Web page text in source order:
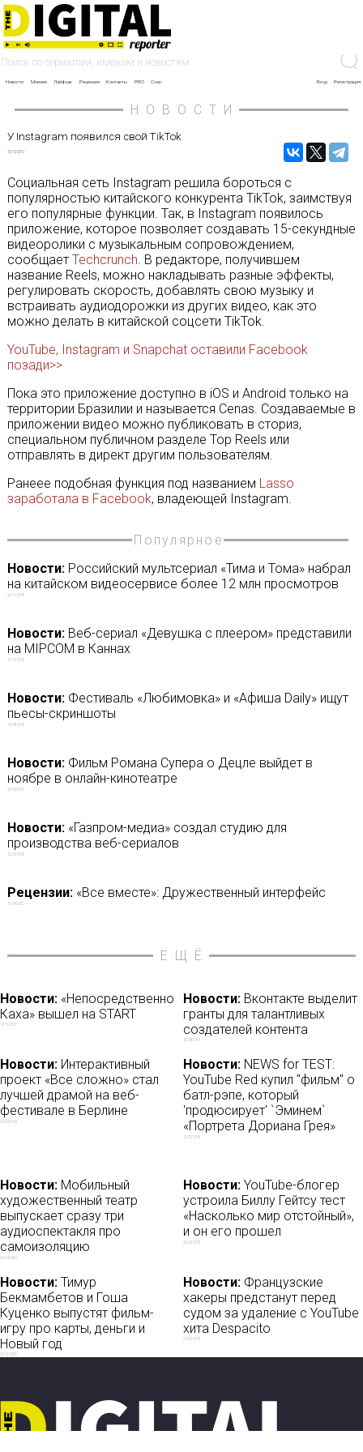
Новости Мнение Лайфхак Рецензии Контакты PRO О нас Вход Регистрация
НОВОСТИ
У Instagram появился свой TikTok
13/11/2019
Социальная сеть Instagram решила бороться с
популярностью китайского конкурента TikTok, заимствуя
его популярные функции. Так, в Instagram появилось
приложение, которое позволяет создавать 15-секундные
видеоролики с музыкальным сопровождением,
сообщает Techcrunch. В редакторе, получившем
название Reels, можно накладывать разные эффекты,
регулировать скорость, добавлять свою музыку и
встраивать аудиодорожки из других видео, как это
можно делать в китайской соцсети TikTok.
YouTube, Instagram и Snapchat оставили Facebook
позади>>
Пока это приложение доступно в iOS и Android только на
территории Бразилии и называется Cenas. Создаваемые в
приложении видео можно публиковать в сториз,
специальном публичном разделе Top Reels или
отправлять в директ другим пользователям.
Ранеее подобная функция под названием Lasso
заработала в Facebook, владеющей Instagram.
Популярное
Новости:Российский мультсериал «Тима и Тома» набрал
на китайском видеосервисе более 12 млн просмотров
26/11/2018
Новости:Веб-сериал «Девушка с плеером» представили
на MIPCOM в Каннах
17/10/2018
Новости:Фестиваль «Любимовка» и «Афиша Daily» ищут
пьесы-скриншоты
19/08/2018
Новости:Фильм Романа Супера о Децле выйдет в
ноябре в онлайн-кинотеатре
26/09/2019
Новости:«Газпром-медиа» создал студию для
производства веб-сериалов
12/04/2018
Рецензии:«Все вместе»: Дружественный интерфейс
27/04/2020
ЕЩЁ
Новости: «Непосредственно
Каха» вышел на START
14/12/2020
Новости: Вконтакте выделит
гранты для талантливых
создателей контента
30/08/2019
Новости: Интерактивный
проект «Все сложно» стал
лучшей драмой на веб-
фестивале в Берлине
09/09/2018
Новости: NEWS for TEST:
YouTube Red купил "фильм" о
батл-рэпе, который
'продюсирует' `Эминем`
«Портрета Дориана Грея»
15/07/2018
Новости: Мобильный
художественный театр
выпускает сразу три
аудиоспектакля про
самоизоляцию
02/04/2020
Новости: YouTube-блогер
устроила Биллу Гейтсу тест
«Насколько мир отстойный»,
и он его прошел
25/02/2018
Новости: Тимур
Бекмамбетов и Гоша
Куценко выпустят фильм-
игру про карты, деньги и
Новый год
22/12/2020
Новости: Французские
хакеры предстанут перед
судом за удаление с YouTube
хита Despacito
29/05/2018